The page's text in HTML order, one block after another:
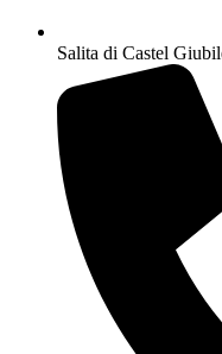
Salita di Castel